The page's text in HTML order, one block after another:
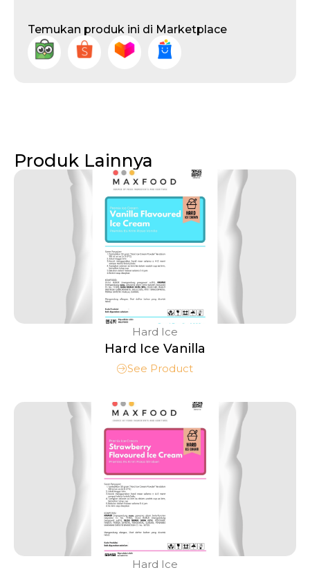
Temukan produk ini di Marketplace
Produk Lainnya
Hard Ice
Hard Ice Vanilla
See Product
Hard Ice